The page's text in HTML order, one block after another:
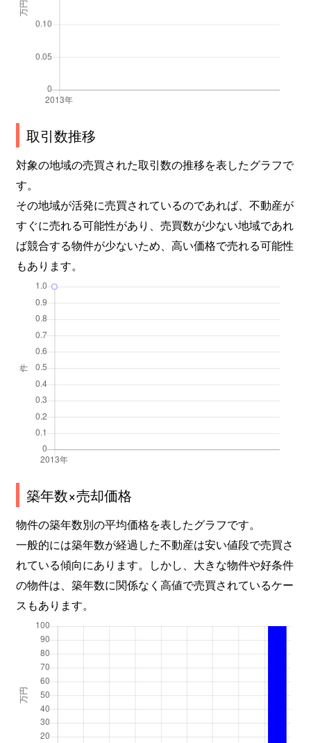
取引数推移
対象の地域の売買された取引数の推移を表したグラフで
す。
その地域が活発に売買されているのであれば、不動産が
すぐに売れる可能性があり、売買数が少ない地域であれ
ば競合する物件が少ないため、高い価格で売れる可能性
もあります。
築年数×売却価格
物件の築年数別の平均価格を表したグラフです。
一般的には築年数が経過した不動産は安い値段で売買さ
れている傾向にあります。しかし、大きな物件や好条件
の物件は、築年数に関係なく高値で売買されているケー
スもあります。